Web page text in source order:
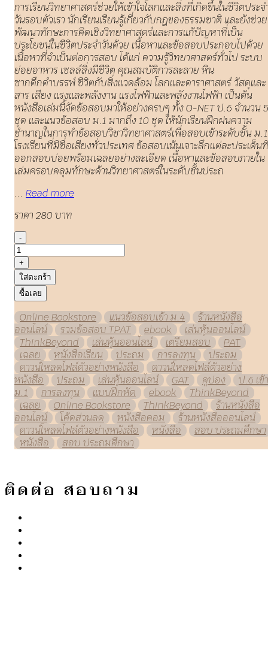
การเรียนวิทยาศาสตร์ช่วยให้เข้าใจโลกและสิ่งที่เกิดขึ้นในชีวิตประจ
วันรอบตัวเรา นักเรียนเรียนรู้เกี่ยวกับกฎของธรรมชาติ และยังช่วย
พัฒนาทักษะการคิดเชิงวิทยาศาสตร์และการแก้ปัญหาที่เป็น
ประโยชน์ในชีวิตประจำวันด้วย เนื้อหาและข้อสอบประกอบไปด้วย
เนื้อหาที่จำเป็นต่อการสอบ ได้แก่ ความรู้วิทยาศาสตร์ทั่วไป ระบบ
ย่อยอาหาร เซลล์สิ่งมีชีวิต คุณสมบัติการละลาย หิน
ซากดึกดำบรรพ์ ชีวิตกับสิ่งแวดล้อม โลกและดาราศาสตร์ วัสดุและ
สาร เสียง แรงและพลังงาน แรงไฟฟ้าและพลังงานไฟฟ้า เป็นต้น
หนังสือเล่มนี้จัดข้อสอบมาให้อย่างครบๆ ทั้ง O-NET ป.6 จำนวน 5
ชุด และแนวข้อสอบ ม.1 มากถึง 10 ชุด ให้นักเรียนฝึกฝนความ
ชำนาญในการทำข้อสอบวิชาวิทยาศาสตร์เพื่อสอบเข้าระดับชั้น ม.1
โรงเรียนที่มีชื่อเสียงทั่วประเทศ ข้อสอบเน้นเจาะลึกแต่ละประเด็นที่
ออกสอบบ่อยพร้อมเฉลยอย่างละเอียด เนื้อหาและข้อสอบภายใน
เล่มครอบคลุมทักษะด้านวิทยาศาสตร์ในระดับชั้นประถ
... Read more
ราคา 280 บาท
-
+
ใส่ตะกร้า
ซื้อเลย
Online Bookstore แนวข้อสอบเข้า ม.4
ร้านหนังสือ
ออนไลน์
รวมข้อสอบ TPAT ebook
เล่นหุ้นออนไลน์
ThinkBeyond
เล่นหุ้นออนไลน์ เตรียมสอบ
PAT
เฉลย
หนังสือเรียน ประถม การลงทุน
ประถม
ดาวน์โหลดไฟล์ตัวอย่างหนังสือ
ดาวน์โหลดไฟล์ตัวอย่าง
หนังสือ
ประถม เล่นหุ้นออนไลน์ GAT คูปอง
ป.6 เข้า
ม.1
การลงทุน แบบฝึกหัด ebook
ThinkBeyond
เฉลย
Online Bookstore ThinkBeyond
ร้านหนังสือ
ออนไลน์
โค้ดส่วนลด หนังสือคอม
ร้านหนังสือออนไลน์
ดาวน์โหลดไฟล์ตัวอย่างหนังสือ
หนังสือ
สอบ ประถมศึกษา
หนังสือ
สอบ ประถมศึกษา
ติดต่อ สอบถาม